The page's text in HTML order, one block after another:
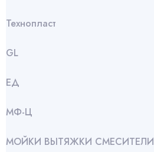
Технопласт
GL
ЕД
МФ-Ц
МОЙКИ ВЫТЯЖКИ СМЕСИТЕЛИ